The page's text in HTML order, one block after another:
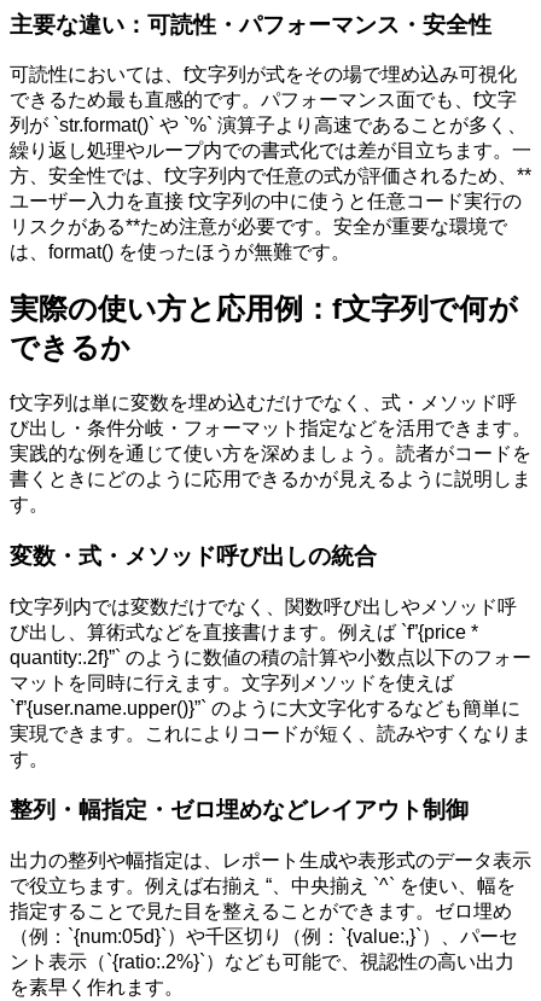
主要な違い：可読性・パフォーマンス・安全性
可読性においては、f文字列が式をその場で埋め込み可視化
できるため最も直感的です。パフォーマンス面でも、f文字
列が `str.format()` や `%` 演算子より高速であることが多く、
繰り返し処理やループ内での書式化では差が目立ちます。一
方、安全性では、f文字列内で任意の式が評価されるため、**
ユーザー入力を直接 f文字列の中に使うと任意コード実行の
リスクがある**ため注意が必要です。安全が重要な環境で
は、format() を使ったほうが無難です。
実際の使い方と応用例：f文字列で何が
できるか
f文字列は単に変数を埋め込むだけでなく、式・メソッド呼
び出し・条件分岐・フォーマット指定などを活用できます。
実践的な例を通じて使い方を深めましょう。読者がコードを
書くときにどのように応用できるかが見えるように説明しま
す。
変数・式・メソッド呼び出しの統合
f文字列内では変数だけでなく、関数呼び出しやメソッド呼
び出し、算術式などを直接書けます。例えば `f”{price *
quantity:.2f}”` のように数値の積の計算や小数点以下のフォー
マットを同時に行えます。文字列メソッドを使えば
`f”{user.name.upper()}”` のように大文字化するなども簡単に
実現できます。これによりコードが短く、読みやすくなりま
す。
整列・幅指定・ゼロ埋めなどレイアウト制御
出力の整列や幅指定は、レポート生成や表形式のデータ表示
で役立ちます。例えば右揃え “、中央揃え `^` を使い、幅を
指定することで見た目を整えることができます。ゼロ埋め
（例：`{num:05d}`）や千区切り（例：`{value:,}`）、パーセ
ント表示（`{ratio:.2%}`）なども可能で、視認性の高い出力
を素早く作れます。